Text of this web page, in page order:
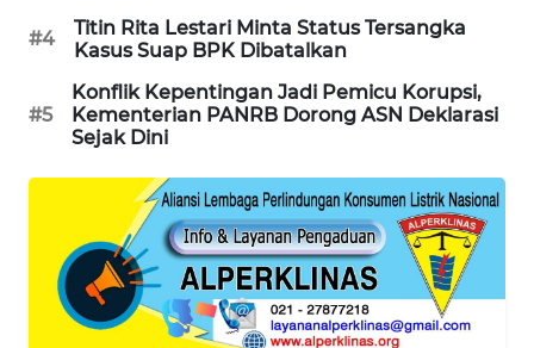
#4
Titin Rita Lestari Minta Status Tersangka
Kasus Suap BPK Dibatalkan
#5
Konflik Kepentingan Jadi Pemicu Korupsi,
Kementerian PANRB Dorong ASN Deklarasi
Sejak Dini
PLN
MKLI
LKKI
KOPEKLIN